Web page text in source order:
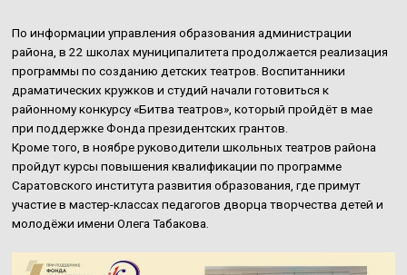
По информации управления образования администрации
района, в 22 школах муниципалитета продолжается реализация
программы по созданию детских театров. Воспитанники
драматических кружков и студий начали готовиться к
районному конкурсу «Битва театров», который пройдёт в мае
при поддержке Фонда президентских грантов.
Кроме того, в ноябре руководители школьных театров района
пройдут курсы повышения квалификации по программе
Саратовского института развития образования, где примут
участие в мастер-классах педагогов дворца творчества детей и
молодёжи имени Олега Табакова.